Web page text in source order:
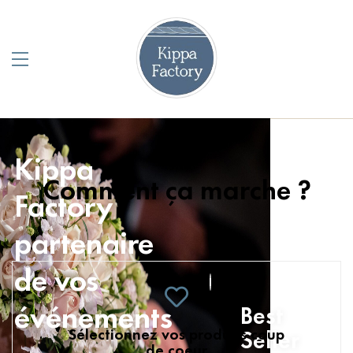
Kippa
Factory
partenaire
de vos
événements
Best
Seller
Comment ça marche ?
Sélectionnez vos produits coup